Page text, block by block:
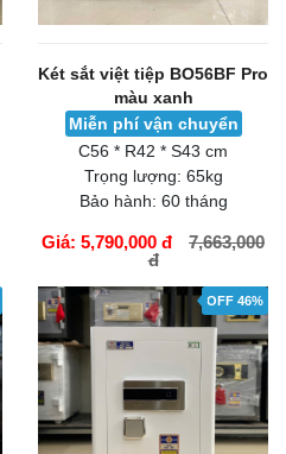
Két sắt việt tiệp BO56BF Pro
màu xanh
Miễn phí vận chuyển
C56 * R42 * S43 cm
Trọng lượng: 65kg
Bảo hành: 60 tháng
Giá: 5,790,000 đ
7,663,000
đ
OFF 46%